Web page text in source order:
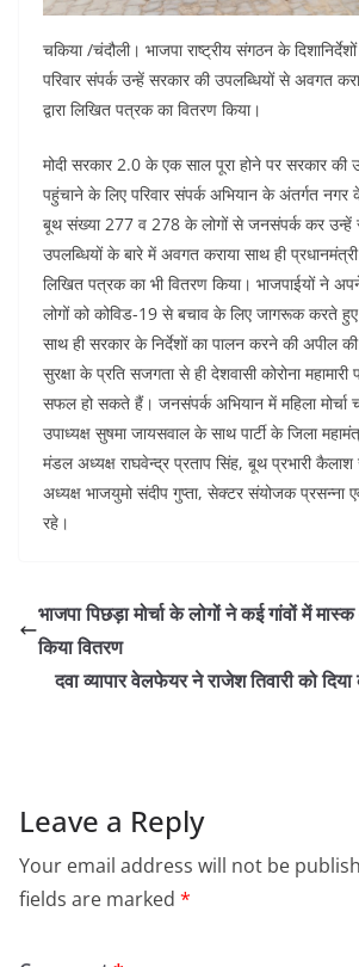
चकिया /चंदौली। भाजपा राष्ट्रीय संगठन के
परिवार संपर्क उन्हें सरकार की उपलब्धियों से अवगत
द्वारा लिखित पत्रक का वितरण किया।
मोदी सरकार 2.0 के एक साल पूरा होने पर सरकार
पहुंचाने के लिए परिवार संपर्क अभियान के अंतर्गत नगर
बूथ संख्या 277 व 278 के लोगों से जनसंपर्क कर उन्हें
उपलब्धियों के बारे में अवगत कराया साथ ही प्रधानमंत्री
लिखित पत्रक का भी वितरण किया। भाजपाईयों ने
लोगों को कोविड-19 से बचाव के लिए जागरूक करते
साथ ही सरकार के निर्देशों का पालन करने की अपील
सुरक्षा के प्रति सजगता से ही देशवासी कोरोना
सफल हो सकते हैं। जनसंपर्क अभियान में महिला मोर्चा
उपाध्यक्ष सुषमा जायसवाल के साथ पार्टी के जिला
मंडल अध्यक्ष राघवेन्द्र प्रताप सिंह, बूथ प्रभारी
अध्यक्ष भाजयुमो संदीप गुप्ता, सेक्टर संयोजक प्रसन्ना
रहे।
भाजपा पिछड़ा मोर्चा के लोगों ने कई गांवों में
किया वितरण
दवा व्यापार वेलफेयर ने राजेश तिवारी को दिया
Leave a Reply
Your email address will not be
fields are marked *